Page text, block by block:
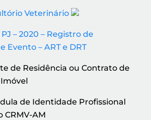
Veterinário
– 2020 – Registro de
Evento – ART e DRT
de Residência ou Contrato de
de Identidade Profissional
CRMV-AM